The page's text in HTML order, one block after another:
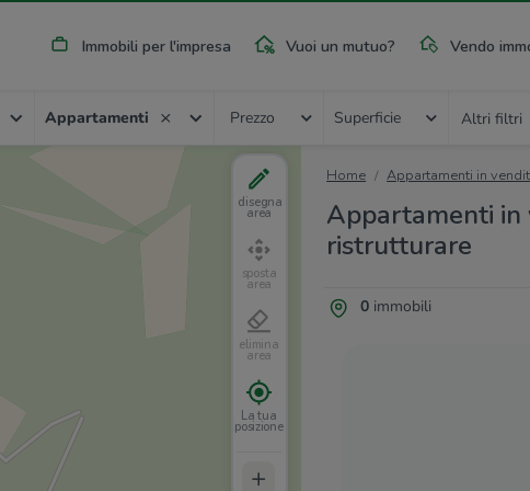
Immobili per l'impresa Vuoi un mutuo? Vendo
Appartamenti Prezzo Superficie Altri filtri
Home Appartamenti in
Appartamenti in
ristrutturare
0immobili
disegna
area
sposta
area
elimina
area
La tua
posizione
+